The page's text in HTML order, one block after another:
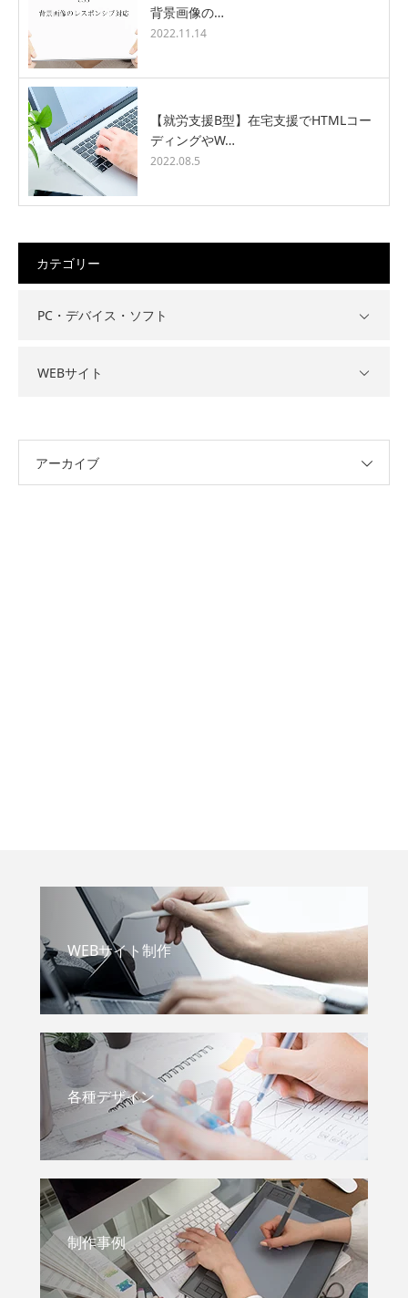
背景画像の…
2022.11.14
【就労支援B型】在宅支援でHTMLコー
ディングやW…
2022.08.5
カテゴリー
PC・デバイス・ソフト
WEBサイト
アーカイブ
WEBサイト制作
各種デザイン
制作事例